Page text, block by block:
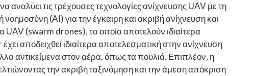
τις τρέχουσες τεχνολογίες ανίχνευσης UAV με τη
(AI) για την έγκαιρη και ακριβή ανίχνευση και
(swarm drones), τα οποία αποτελούν ιδιαίτερα
αποδειχθεί ιδιαίτερα αποτελεσματική στην ανίχνευση
αντικείμενα στον αέρα, όπως τα πουλιά. Επιπλέον, η
την ακριβή ταξινόμηση και την άμεση απόκριση